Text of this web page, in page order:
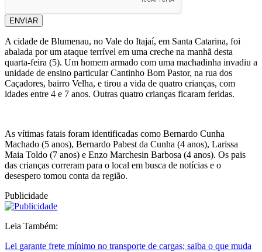
ENVIAR
A cidade de Blumenau, no Vale do Itajaí, em Santa Catarina, foi
abalada por um ataque terrível em uma creche na manhã desta
quarta-feira (5). Um homem armado com uma machadinha invadiu a
unidade de ensino particular Cantinho Bom Pastor, na rua dos
Caçadores, bairro Velha, e tirou a vida de quatro crianças, com
idades entre 4 e 7 anos. Outras quatro crianças ficaram feridas.
As vítimas fatais foram identificadas como Bernardo Cunha
Machado (5 anos), Bernardo Pabest da Cunha (4 anos), Larissa
Maia Toldo (7 anos) e Enzo Marchesin Barbosa (4 anos). Os pais
das crianças correram para o local em busca de notícias e o
desespero tomou conta da região.
Publicidade
Leia Também:
Lei garante frete mínimo no transporte de cargas; saiba o que muda